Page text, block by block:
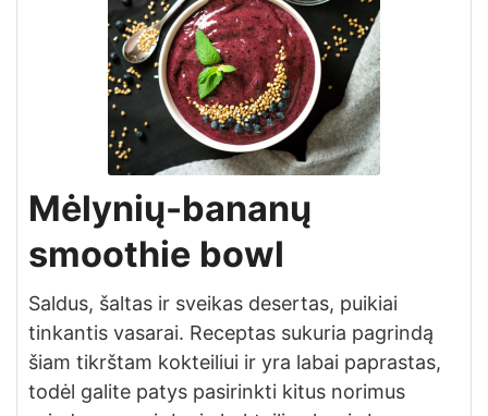
Mėlynių-bananų
smoothie bowl
Saldus, šaltas ir sveikas desertas, puikiai
tinkantis vasarai. Receptas sukuria pagrindą
šiam tikrštam kokteiliui ir yra labai paprastas,
todėl galite patys pasirinkti kitus norimus